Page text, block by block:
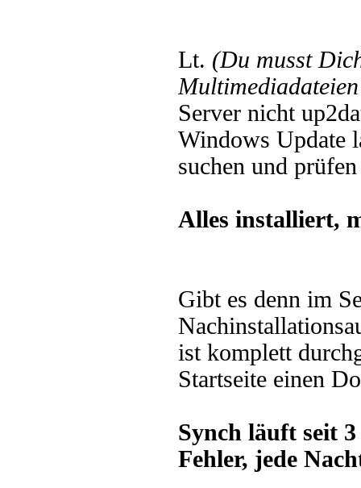
Lt. (Du musst
Server nicht
Windows Update
suchen und
Alles installiert,
Gibt es denn im
ist komplett
Startseite einen
Synch läuft seit
Fehler, jede